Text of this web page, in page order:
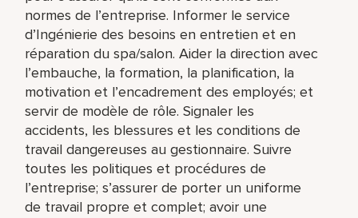
normes de l’entreprise. Informer le service
d’Ingénierie des besoins en entretien et en
réparation du spa/salon. Aider la direction avec
l’embauche, la formation, la planification, la
motivation et l’encadrement des employés; et
servir de modèle de rôle. Signaler les
accidents, les blessures et les conditions de
travail dangereuses au gestionnaire. Suivre
toutes les politiques et procédures de
l’entreprise; s’assurer de porter un uniforme
de travail propre et complet; avoir une